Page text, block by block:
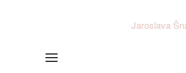
Menu